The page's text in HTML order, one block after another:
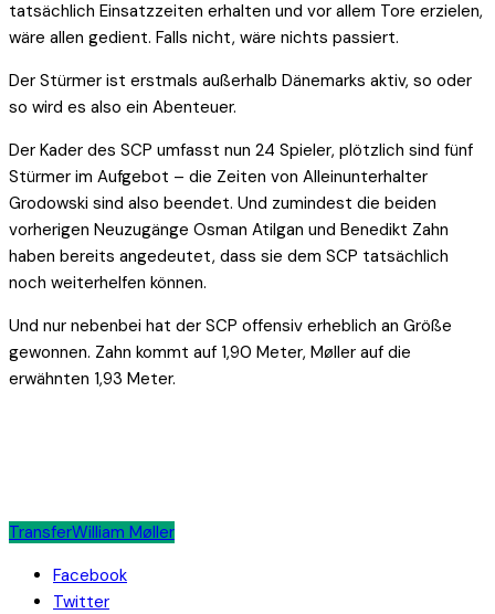
tatsächlich Einsatzzeiten erhalten und vor allem Tore erzielen,
wäre allen gedient. Falls nicht, wäre nichts passiert.
Der Stürmer ist erstmals außerhalb Dänemarks aktiv, so oder
so wird es also ein Abenteuer.
Der Kader des SCP umfasst nun 24 Spieler, plötzlich sind fünf
Stürmer im Aufgebot – die Zeiten von Alleinunterhalter
Grodowski sind also beendet. Und zumindest die beiden
vorherigen Neuzugänge Osman Atilgan und Benedikt Zahn
haben bereits angedeutet, dass sie dem SCP tatsächlich
noch weiterhelfen können.
Und nur nebenbei hat der SCP offensiv erheblich an Größe
gewonnen. Zahn kommt auf 1,90 Meter, Møller auf die
erwähnten 1,93 Meter.
TransferWilliam Møller
Facebook
Twitter